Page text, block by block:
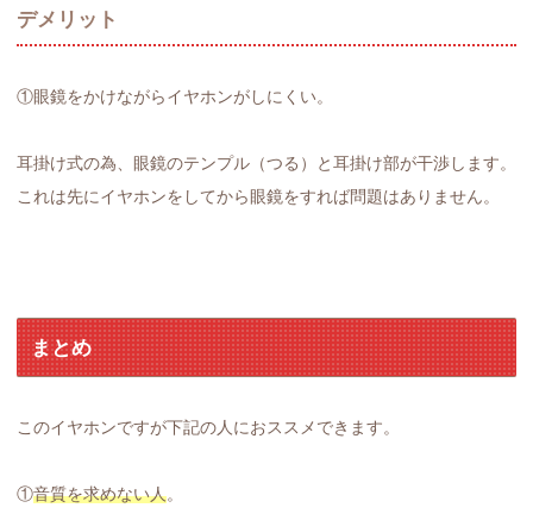
デメリット
①眼鏡をかけながらイヤホンがしにくい。
耳掛け式の為、眼鏡のテンプル（つる）と耳掛け部が干渉します。
これは先にイヤホンをしてから眼鏡をすれば問題はありません。
まとめ
このイヤホンですが下記の人におススメできます。
①音質を求めない人。